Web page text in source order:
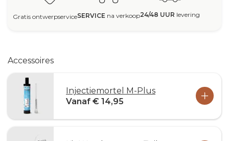
Gratis ontwerpserviceSERVICE na verkoop24/48 UUR levering
Accessoires
Injectiemortel M-Plus
Vanaf € 14,95